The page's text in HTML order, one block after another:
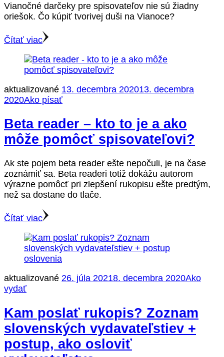
Vianočné darčeky pre spisovateľov nie sú žiadny
oriešok. Čo kúpiť tvorivej duši na Vianoce?
Čítať viac
aktualizované 13. decembra 202013. decembra
2020Ako písať
Beta reader – kto to je a ako
môže pomôcť spisovateľovi?
Ak ste pojem beta reader ešte nepočuli, je na čase
zoznámiť sa. Beta readeri totiž dokážu autorom
výrazne pomôcť pri zlepšení rukopisu ešte predtým,
než sa dostane do tlače.
Čítať viac
aktualizované 26. júla 20218. decembra 2020Ako
vydať
Kam poslať rukopis? Zoznam
slovenských vydavateľstiev +
postup, ako osloviť